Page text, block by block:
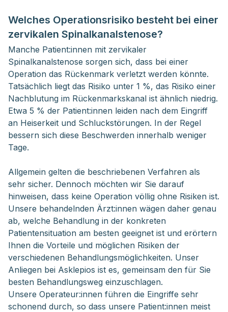
Welches Operationsrisiko besteht bei einer
zervikalen Spinalkanalstenose?
Manche Patient:innen mit zervikaler
Spinalkanalstenose sorgen sich, dass bei einer
Operation das Rückenmark verletzt werden könnte.
Tatsächlich liegt das Risiko unter 1 %, das Risiko einer
Nachblutung im Rückenmarkskanal ist ähnlich niedrig.
Etwa 5 % der Patient:innen leiden nach dem Eingriff
an Heiserkeit und Schluckstörungen. In der Regel
bessern sich diese Beschwerden innerhalb weniger
Tage.
Allgemein gelten die beschriebenen Verfahren als
sehr sicher. Dennoch möchten wir Sie darauf
hinweisen, dass keine Operation völlig ohne Risiken ist.
Unsere behandelnden Ärzt:innen wägen daher genau
ab, welche Behandlung in der konkreten
Patientensituation am besten geeignet ist und erörtern
Ihnen die Vorteile und möglichen Risiken der
verschiedenen Behandlungsmöglichkeiten. Unser
Anliegen bei Asklepios ist es, gemeinsam den für Sie
besten Behandlungsweg einzuschlagen.
Unsere Operateur:innen führen die Eingriffe sehr
schonend durch, so dass unsere Patient:innen meist